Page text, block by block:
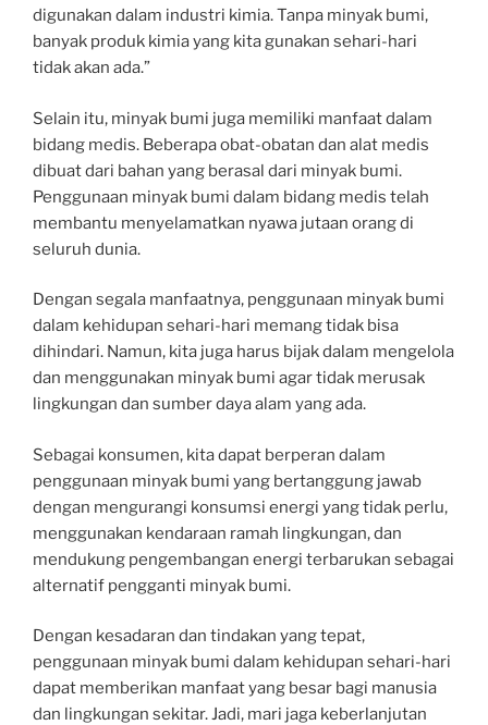
digunakan dalam industri kimia. Tanpa minyak bumi,
banyak produk kimia yang kita gunakan sehari-hari
tidak akan ada.”
Selain itu, minyak bumi juga memiliki manfaat dalam
bidang medis. Beberapa obat-obatan dan alat medis
dibuat dari bahan yang berasal dari minyak bumi.
Penggunaan minyak bumi dalam bidang medis telah
membantu menyelamatkan nyawa jutaan orang di
seluruh dunia.
Dengan segala manfaatnya, penggunaan minyak bumi
dalam kehidupan sehari-hari memang tidak bisa
dihindari. Namun, kita juga harus bijak dalam mengelola
dan menggunakan minyak bumi agar tidak merusak
lingkungan dan sumber daya alam yang ada.
Sebagai konsumen, kita dapat berperan dalam
penggunaan minyak bumi yang bertanggung jawab
dengan mengurangi konsumsi energi yang tidak perlu,
menggunakan kendaraan ramah lingkungan, dan
mendukung pengembangan energi terbarukan sebagai
alternatif pengganti minyak bumi.
Dengan kesadaran dan tindakan yang tepat,
penggunaan minyak bumi dalam kehidupan sehari-hari
dapat memberikan manfaat yang besar bagi manusia
dan lingkungan sekitar. Jadi, mari jaga keberlanjutan